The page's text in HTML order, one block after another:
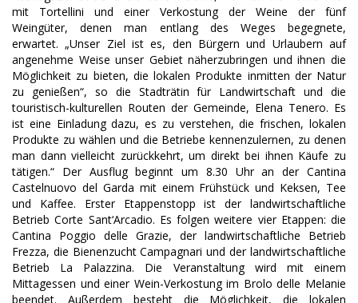
mit Tortellini und einer Verkostung der Weine der fünf
Weingüter, denen man entlang des Weges begegnete,
erwartet. „Unser Ziel ist es, den Bürgern und Urlaubern auf
angenehme Weise unser Gebiet näherzubringen und ihnen die
Möglichkeit zu bieten, die lokalen Produkte inmitten der Natur
zu genießen“, so die Stadträtin für Landwirtschaft und die
touristisch-kulturellen Routen der Gemeinde, Elena Tenero. Es
ist eine Einladung dazu, es zu verstehen, die frischen, lokalen
Produkte zu wählen und die Betriebe kennenzulernen, zu denen
man dann vielleicht zurückkehrt, um direkt bei ihnen Käufe zu
tätigen.“ Der Ausflug beginnt um 8.30 Uhr an der Cantina
Castelnuovo del Garda mit einem Frühstück und Keksen, Tee
und Kaffee. Erster Etappenstopp ist der landwirtschaftliche
Betrieb Corte Sant‘Arcadio. Es folgen weitere vier Etappen: die
Cantina Poggio delle Grazie, der landwirtschaftliche Betrieb
Frezza, die Bienenzucht Campagnari und der landwirtschaftliche
Betrieb La Palazzina. Die Veranstaltung wird mit einem
Mittagessen und einer Wein-Verkostung im Brolo delle Melanie
beendet. Außerdem besteht die Möglichkeit, die lokalen